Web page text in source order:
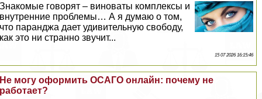
Знакомые говорят – виноваты комплексы и
внутренние проблемы… А я думаю о том,
что паранджа дает удивительную свободу,
как это ни странно звучит...
15 07 2026 16:15:46
Не могу оформить ОСАГО онлайн: почему не
работает?